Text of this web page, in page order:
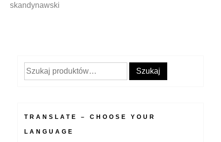
skandynawski
Szukaj: Szukaj
TRANSLATE – CHOOSE YOUR
LANGUAGE